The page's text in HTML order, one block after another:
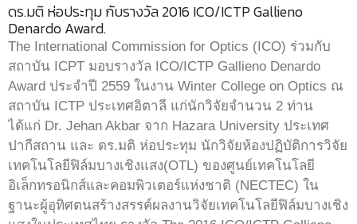
ดร.มติ ห่อประทุม กับรางวัล 2016 ICO/ICTP Gallieno
Denardo Award.
The International Commission for Optics (ICO) ร่วมกับ
สถาบัน ICPT มอบรางวัล ICO/ICTP Gallieno Denardo
Award ประจำปี 2559 ในงาน Winter College on Optics ณ
สถาบัน ICTP ประเทศอิตาลี แก่นักวิจัยจำนวน 2 ท่าน
ได้แก่ Dr. Jehan Akbar จาก Hazara University ประเทศ
ปากีสถาน และ ดร.มติ ห่อประทุม นักวิจัยห้องปฏิบัติการวิจัย
เทคโนโลยีฟิล์มบางเชิงแสง(OTL) ของศูนย์เทคโนโลยี
อิเล็กทรอนิกส์และคอมพิวเตอร์แห่งชาติ (NECTEC) ใน
ฐานะผู้อุทิศตนสร้างสรรค์ผลงานวิจัยเทคโนโลยีฟิล์มบางเชิง